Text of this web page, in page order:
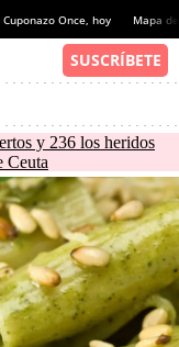
Cuponazo Once, hoy Mapa
y 236 los heridos
Ceuta